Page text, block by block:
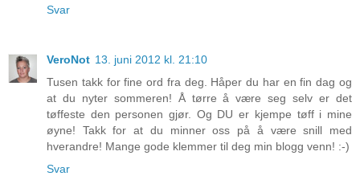
Svar
VeroNot 13. juni 2012 kl. 21:10
Tusen takk for fine ord fra deg. Håper du har en fin dag og
at du nyter sommeren! Å tørre å være seg selv er det
tøffeste den personen gjør. Og DU er kjempe tøff i mine
øyne! Takk for at du minner oss på å være snill med
hverandre! Mange gode klemmer til deg min blogg venn! :-)
Svar